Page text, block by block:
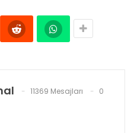
11369 Mesajları
0